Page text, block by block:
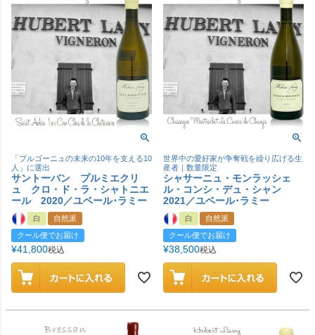
「ブルゴーニュの未来の10年を支える10
人」に選出
サントーバン プルミエクリ
ュ クロ・ド・ラ・シャトニエ
ール 2020／ユベール･ラミー
白
自然派
クール便でお届け
¥41,800税込
世界中の愛好家が争奪戦を繰り広げる生
産者｜数量限定
シャサーニュ・モンラッシェ
ル・コンシ・デュ・シャン
2021／ユベール･ラミー
白
自然派
クール便でお届け
¥38,500税込